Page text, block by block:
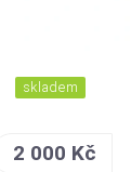
skladem
2 000 Kč